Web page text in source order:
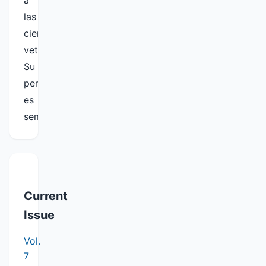
las
ciencias
veterinarias.
Su
periodicidad
es
semestral.
Current
Issue
Vol.
7